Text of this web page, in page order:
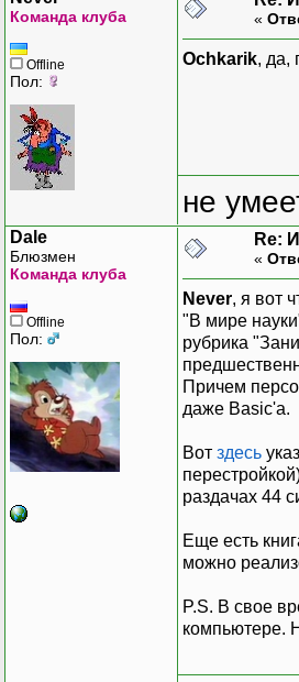
Команда клуба
Offline
Пол:
«
Ochkarik, да,
не
Dale
Блюзмен
Команда клуба
Offline
Пол:
Re:
«
Never, я вот
"В мире
рубрика
Причем
даже Basic'a.
Вот здесь
раздачах 44
Еще есть
можно
P.S. В свое
компьютере.